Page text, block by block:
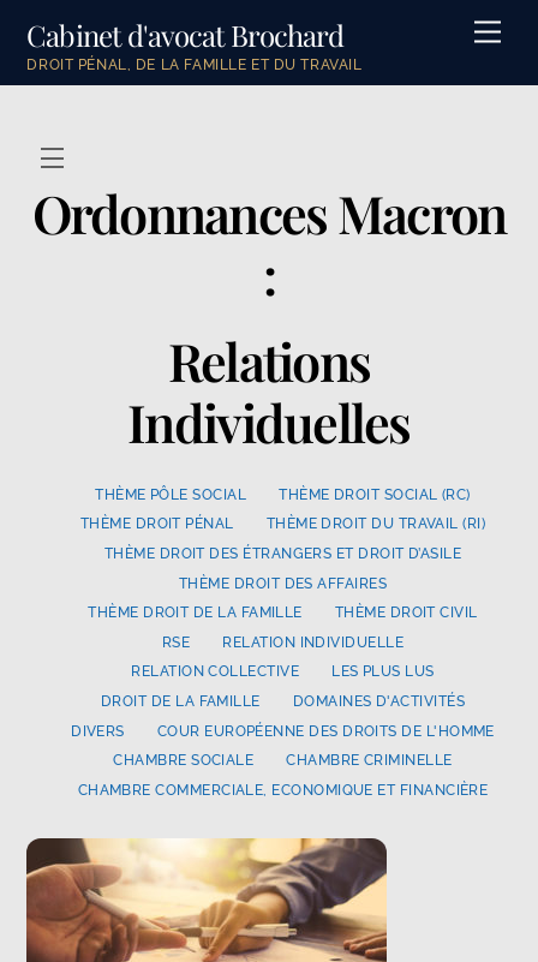
content
Cabinet d'avocat Brochard
DROIT PÉNAL, DE LA FAMILLE ET DU TRAVAIL
Menu
Ordonnances Macron
:
Relations
Individuelles
THÈME PÔLE SOCIAL
THÈME DROIT SOCIAL (RC)
THÈME DROIT PÉNAL
THÈME DROIT DU TRAVAIL (RI)
THÈME DROIT DES ÉTRANGERS ET DROIT D’ASILE
THÈME DROIT DES AFFAIRES
THÈME DROIT DE LA FAMILLE
THÈME DROIT CIVIL
RSE
RELATION INDIVIDUELLE
RELATION COLLECTIVE
LES PLUS LUS
DROIT DE LA FAMILLE
DOMAINES D'ACTIVITÉS
DIVERS
COUR EUROPÉENNE DES DROITS DE L'HOMME
CHAMBRE SOCIALE
CHAMBRE CRIMINELLE
CHAMBRE COMMERCIALE, ECONOMIQUE ET FINANCIÈRE